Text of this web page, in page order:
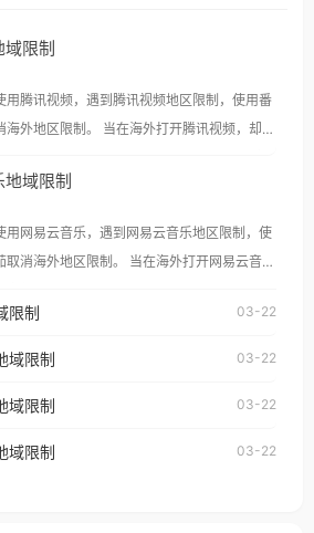
域限制
用腾讯视频，遇到腾讯视频地区限制，使用番
限制。 当在海外打开腾讯视频，却突
、加拿
音乐平台一样，出现地区及版权限制问题，且
陆地区播放。 遇到这个问题的朋友们，
美国、加拿大、澳大利亚、欧洲等国家和地区
所困扰。
地域限制
用网易云音乐，遇到网易云音乐地区限制，使
外地区限制。 当在海外打开网易云音
用户如香港、澳门、台湾、美
且仅能在中国大陆地区播放。 遇到这个问题
网易云音乐地区版权限制」的问题，无论人在
限制 03-22
域限制 03-22
域限制 03-22
域限制 03-22